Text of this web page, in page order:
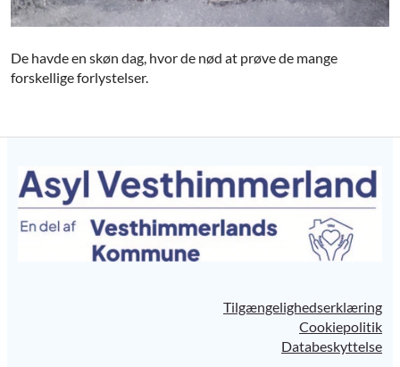
De havde en skøn dag, hvor de nød at prøve de mange
forskellige forlystelser.
Tilgængelighedserklæring
Cookiepolitik
Databeskyttelse